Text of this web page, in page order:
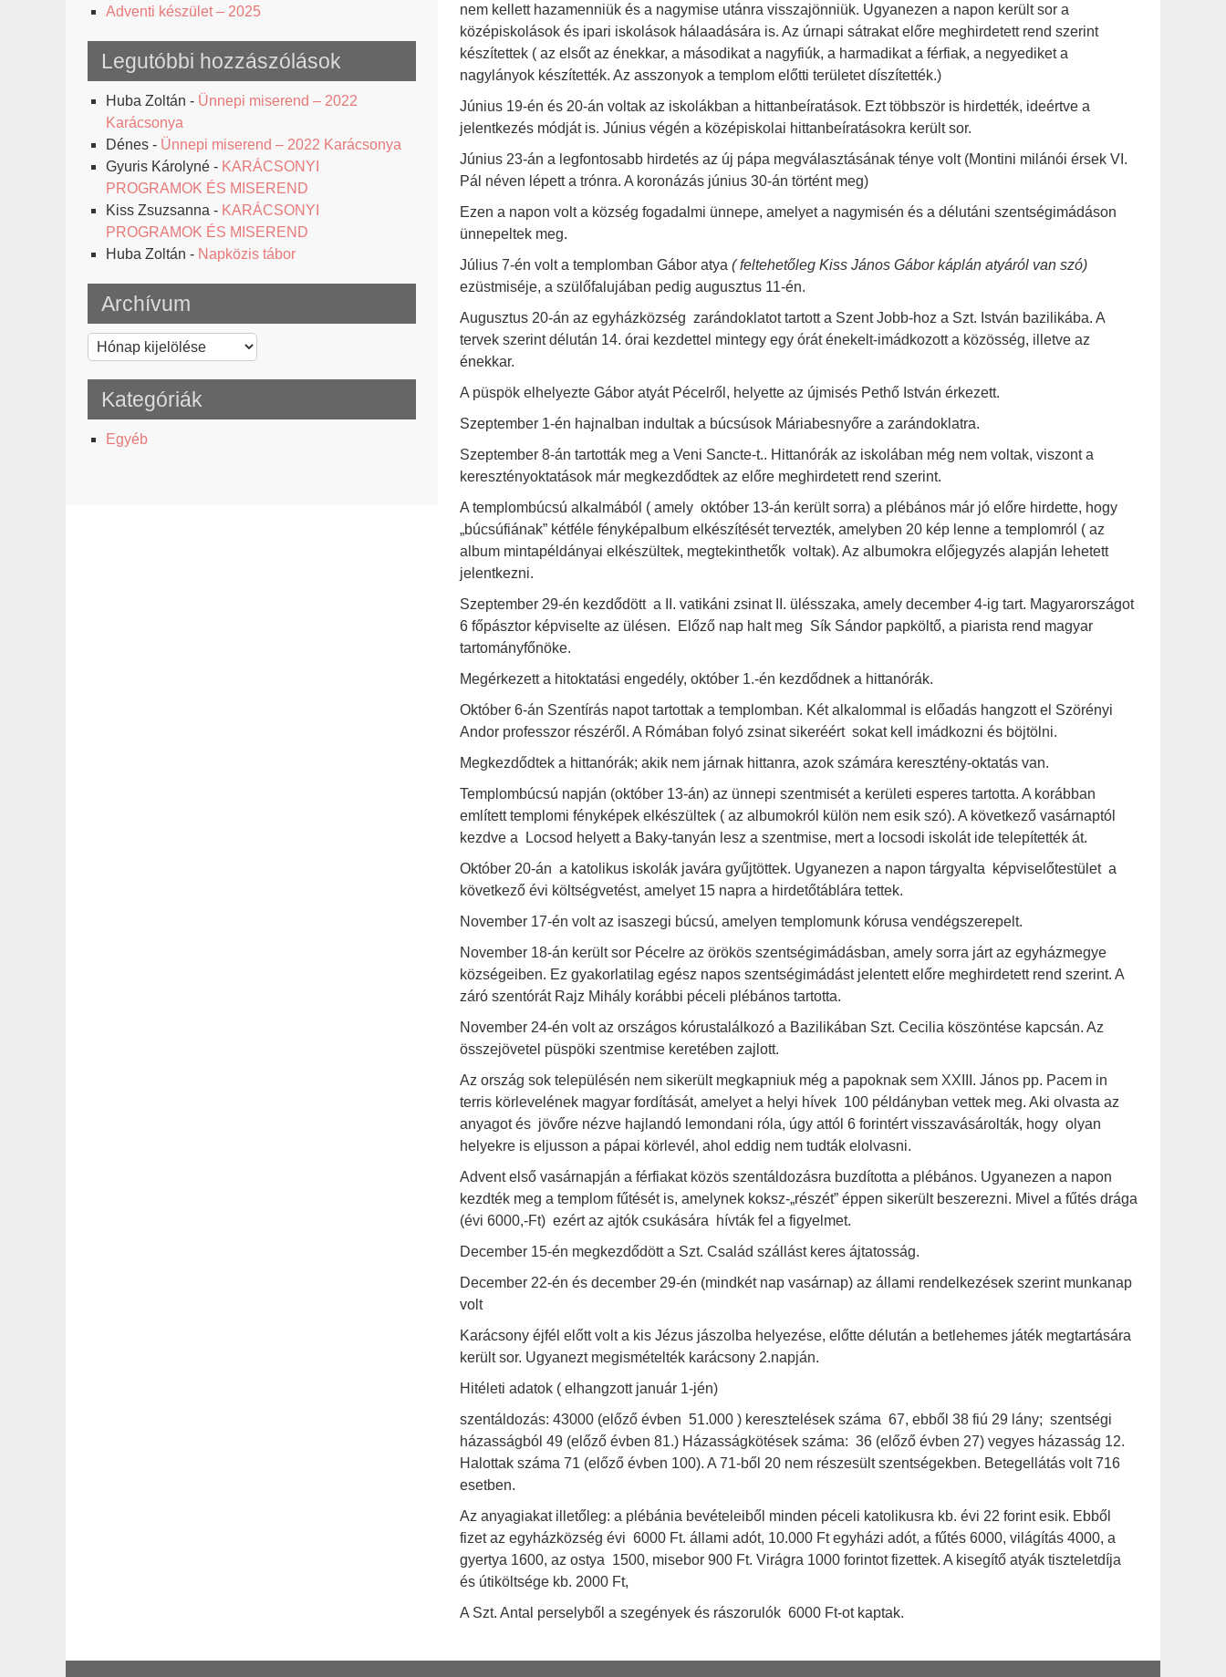
HD 1938. év
HD 1939. év
HD 1941. év
HD 1942. év
HD 1943. év
HD 1945. év
HD 1946. év
HD 1947. év
HD 1948. év
HD 1949. év
HD 1951. év
HD 1952. év
HD 1953. év
HD 1954. év
HD 1955. év
HD 1956. év
HD 1957. év
HD 1958. év
HD 1961. év
HD 1962. év
HD 1963. év
HD 1964. év
HD 1966. év
HD 1967. év
HD 1968. év
HD 1969. év
HD 1971. év
HD 1973. év
HD 1974. év
HD 1976. év
HD 1977. év
HD 1978. év
HD 1979. év
HD 1982. év
HD 1983. év
HD 1984. év
HD 1985. év
HD 1987. év
HD 1988. év
HD 1991. év
Adventi készület – 2025
Legutóbbi hozzászólások
Huba Zoltán - Ünnepi miserend – 2022
Karácsonya
Dénes - Ünnepi miserend – 2022 Karácsonya
Gyuris Károlyné - KARÁCSONYI
PROGRAMOK ÉS MISEREND
Kiss Zsuzsanna - KARÁCSONYI
PROGRAMOK ÉS MISEREND
Huba Zoltán - Napközis tábor
Archívum
Archívum
Kategóriák
Egyéb
nem kellett hazamenniük és a nagymise utánra visszajönniük. Ugyanezen a napon került sor a
középiskolások és ipari iskolások hálaadására is. Az úrnapi sátrakat előre meghirdetett rend szerint
készítettek ( az elsőt az énekkar, a másodikat a nagyfiúk, a harmadikat a férfiak, a negyediket a
nagylányok készítették. Az asszonyok a templom előtti területet díszítették.)
Június 19-én és 20-án voltak az iskolákban a hittanbeíratások. Ezt többször is hirdették, ideértve a
jelentkezés módját is. Június végén a középiskolai hittanbeíratásokra került sor.
Június 23-án a legfontosabb hirdetés az új pápa megválasztásának ténye volt (Montini milánói érsek VI.
Pál néven lépett a trónra. A koronázás június 30-án történt meg)
Ezen a napon volt a község fogadalmi ünnepe, amelyet a nagymisén és a délutáni szentségimádáson
ünnepeltek meg.
Július 7-én volt a templomban Gábor atya ( feltehetőleg Kiss János Gábor káplán atyáról van szó)
ezüstmiséje, a szülőfalujában pedig augusztus 11-én.
Augusztus 20-án az egyházközség zarándoklatot tartott a Szent Jobb-hoz a Szt. István bazilikába. A
tervek szerint délután 14. órai kezdettel mintegy egy órát énekelt-imádkozott a közösség, illetve az
énekkar.
A püspök elhelyezte Gábor atyát Pécelről, helyette az újmisés Pethő István érkezett.
Szeptember 1-én hajnalban indultak a búcsúsok Máriabesnyőre a zarándoklatra.
Szeptember 8-án tartották meg a Veni Sancte-t.. Hittanórák az iskolában még nem voltak, viszont a
keresztényoktatások már megkezdődtek az előre meghirdetett rend szerint.
A templombúcsú alkalmából ( amely október 13-án került sorra) a plébános már jó előre hirdette, hogy
„búcsúfiának” kétféle fényképalbum elkészítését tervezték, amelyben 20 kép lenne a templomról ( az
album mintapéldányai elkészültek, megtekinthetők voltak). Az albumokra előjegyzés alapján lehetett
jelentkezni.
Szeptember 29-én kezdődött a II. vatikáni zsinat II. ülésszaka, amely december 4-ig tart. Magyarországot
6 főpásztor képviselte az ülésen. Előző nap halt meg Sík Sándor papköltő, a piarista rend magyar
tartományfőnöke.
Megérkezett a hitoktatási engedély, október 1.-én kezdődnek a hittanórák.
Október 6-án Szentírás napot tartottak a templomban. Két alkalommal is előadás hangzott el Szörényi
Andor professzor részéről. A Rómában folyó zsinat sikeréért sokat kell imádkozni és böjtölni.
Megkezdődtek a hittanórák; akik nem járnak hittanra, azok számára keresztény-oktatás van.
Templombúcsú napján (október 13-án) az ünnepi szentmisét a kerületi esperes tartotta. A korábban
említett templomi fényképek elkészültek ( az albumokról külön nem esik szó). A következő vasárnaptól
kezdve a Locsod helyett a Baky-tanyán lesz a szentmise, mert a locsodi iskolát ide telepítették át.
Október 20-án a katolikus iskolák javára gyűjtöttek. Ugyanezen a napon tárgyalta képviselőtestület a
következő évi költségvetést, amelyet 15 napra a hirdetőtáblára tettek.
November 17-én volt az isaszegi búcsú, amelyen templomunk kórusa vendégszerepelt.
November 18-án került sor Pécelre az örökös szentségimádásban, amely sorra járt az egyházmegye
községeiben. Ez gyakorlatilag egész napos szentségimádást jelentett előre meghirdetett rend szerint. A
záró szentórát Rajz Mihály korábbi péceli plébános tartotta.
November 24-én volt az országos kórustalálkozó a Bazilikában Szt. Cecilia köszöntése kapcsán. Az
összejövetel püspöki szentmise keretében zajlott.
Az ország sok településén nem sikerült megkapniuk még a papoknak sem XXIII. János pp. Pacem in
terris körlevelének magyar fordítását, amelyet a helyi hívek 100 példányban vettek meg. Aki olvasta az
anyagot és jövőre nézve hajlandó lemondani róla, úgy attól 6 forintért visszavásárolták, hogy olyan
helyekre is eljusson a pápai körlevél, ahol eddig nem tudták elolvasni.
Advent első vasárnapján a férfiakat közös szentáldozásra buzdította a plébános. Ugyanezen a napon
kezdték meg a templom fűtését is, amelynek koksz-„részét” éppen sikerült beszerezni. Mivel a fűtés drága
(évi 6000,-Ft) ezért az ajtók csukására hívták fel a figyelmet.
December 15-én megkezdődött a Szt. Család szállást keres ájtatosság.
December 22-én és december 29-én (mindkét nap vasárnap) az állami rendelkezések szerint munkanap
volt
Karácsony éjfél előtt volt a kis Jézus jászolba helyezése, előtte délután a betlehemes játék megtartására
került sor. Ugyanezt megismételték karácsony 2.napján.
Hitéleti adatok ( elhangzott január 1-jén)
szentáldozás: 43000 (előző évben 51.000 ) keresztelések száma 67, ebből 38 fiú 29 lány; szentségi
házasságból 49 (előző évben 81.) Házasságkötések száma: 36 (előző évben 27) vegyes házasság 12.
Halottak száma 71 (előző évben 100). A 71-ből 20 nem részesült szentségekben. Betegellátás volt 716
esetben.
Az anyagiakat illetőleg: a plébánia bevételeiből minden péceli katolikusra kb. évi 22 forint esik. Ebből
fizet az egyházközség évi 6000 Ft. állami adót, 10.000 Ft egyházi adót, a fűtés 6000, világítás 4000, a
gyertya 1600, az ostya 1500, misebor 900 Ft. Virágra 1000 forintot fizettek. A kisegítő atyák tiszteletdíja
és útiköltsége kb. 2000 Ft,
A Szt. Antal perselyből a szegények és rászorulók 6000 Ft-ot kaptak.